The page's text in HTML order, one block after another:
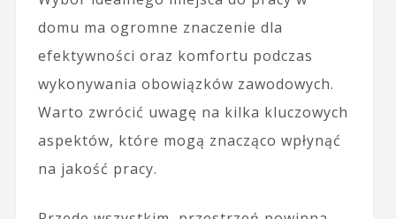
domu ma ogromne znaczenie dla
efektywności oraz komfortu podczas
wykonywania obowiązków zawodowych.
Warto zwrócić uwagę na kilka kluczowych
aspektów, które mogą znacząco wpłynąć
na jakość pracy.